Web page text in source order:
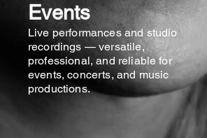
Events
Live performances and studio
recordings — versatile,
professional, and reliable for
events, concerts, and music
productions.